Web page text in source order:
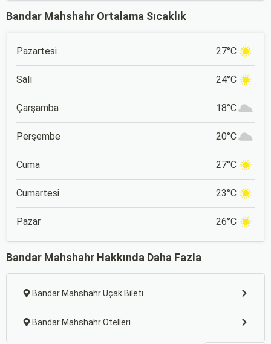
Bandar Mahshahr Ortalama Sıcaklık
Pazartesi 27°C
Salı 24°C
Çarşamba 18°C
Perşembe 20°C
Cuma 27°C
Cumartesi 23°C
Pazar 26°C
Bandar Mahshahr Hakkında Daha Fazla
Bandar Mahshahr Uçak Bileti
Bandar Mahshahr Otelleri